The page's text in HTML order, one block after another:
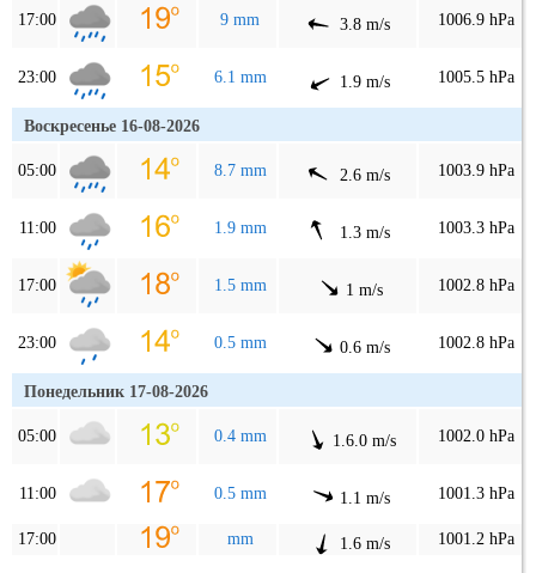
17:00 9 mm 3.8 m/s 1006.9 hPa
23:00 6.1 mm 1.9 m/s 1005.5 hPa
Воскресенье 16-08-2026
05:00 8.7 mm 2.6 m/s 1003.9 hPa
11:00 1.9 mm 1.3 m/s 1003.3 hPa
17:00 1.5 mm 1 m/s 1002.8 hPa
23:00 0.5 mm 0.6 m/s 1002.8 hPa
Понедельник 17-08-2026
05:00 0.4 mm 1.6.0 m/s 1002.0 hPa
11:00 0.5 mm 1.1 m/s 1001.3 hPa
17:00 mm 1.6 m/s 1001.2 hPa